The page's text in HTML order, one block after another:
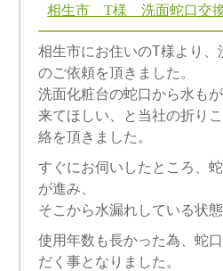
相生市 T様 洗面蛇口交
相生市にお住いのT様より、
のご依頼を頂きました。
洗面化粧台の蛇口から水も
来てほしい、と当社の折り
絡を頂きました。
すぐにお伺いしたところ、
が進み、
そこから水漏れしている状態
使用年数も長かった為、蛇
だく事となりました。